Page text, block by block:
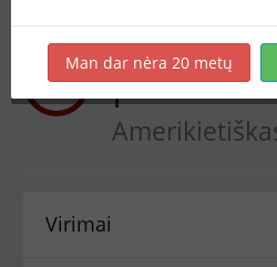
Virimai
Man dar nėra 20 metų